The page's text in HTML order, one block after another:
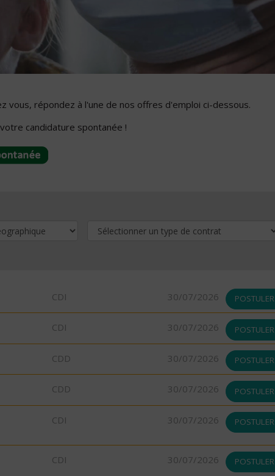
vous, répondez à l'une de nos offres d'emploi ci-dessous.
candidature spontanée !
CDI 30/07/2026 POSTULER
CDI 30/07/2026 POSTULER
CDD 30/07/2026 POSTULER
CDD 30/07/2026 POSTULER
CDI 30/07/2026 POSTULER
CDI 30/07/2026 POSTULER